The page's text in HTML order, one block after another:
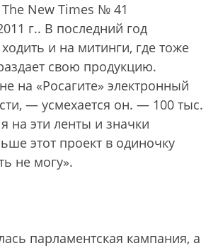
New Times № 41
г.. В последний год
и на митинги, где тоже
свою продукцию.
на «Росагите» электронный
— усмехается он. — 100 тыс.
на эти ленты и значки
этот проект в одиночку
не могу».
парламентская кампания, а